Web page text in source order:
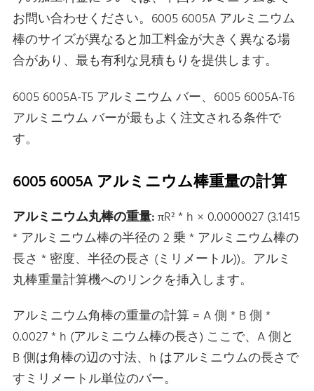
お問い合わせください。6005 6005A アルミニウム
棒のサイズが異なると加工料金が大きく異なる場
合があり、最も有利な見積もりを提供します。
6005 6005A-T5 アルミニウム バー、6005 6005A-T6
アルミニウム バーが最もよく注文される条件で
す。
6005 6005A アルミニウム棒重量の計算
アルミニウム丸棒の重量:πR² * h × 0.0000027 (3.1415
* アルミニウム棒の半径の 2 乗 * アルミニウム棒の
長さ * 密度、半径の長さ (ミリメートル))。アルミ
丸棒重量計算機へのリンクを挿入します。
アルミニウム角棒の重量の計算 = A 側 * B 側 *
0.0027 * h (アルミニウム棒の長さ) ここで、A 側と
B 側は角棒の辺の寸法、h はアルミニウムの長さで
すミリメートル単位のバー。